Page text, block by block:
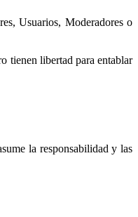
Usuarios, Moderadores o
tienen libertad para entablar
la responsabilidad y las